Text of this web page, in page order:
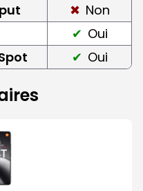
Non
Oui
Oui